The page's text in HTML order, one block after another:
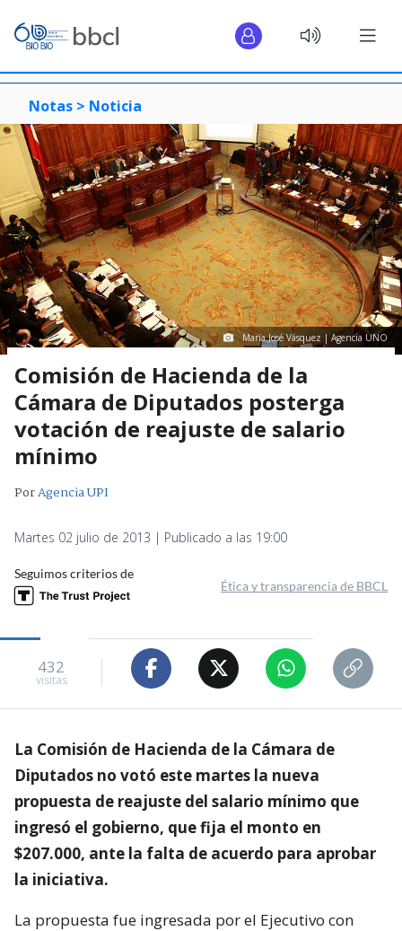
Notas > Noticia
María José Vásquez | Agencia UNO
Comisión de Hacienda de la
Cámara de Diputados posterga
votación de reajuste de salario
mínimo
PorAgencia UPI
Martes 02 julio de 2013 | Publicado a las 19:00
Seguimos criterios de
Ética y transparencia de BBCL
432
visitas
La Comisión de Hacienda de la Cámara de
Diputados no votó este martes la nueva
propuesta de reajuste del salario mínimo que
ingresó el gobierno, que fija el monto en
$207.000, ante la falta de acuerdo para aprobar
la iniciativa.
La propuesta fue ingresada por el Ejecutivo con